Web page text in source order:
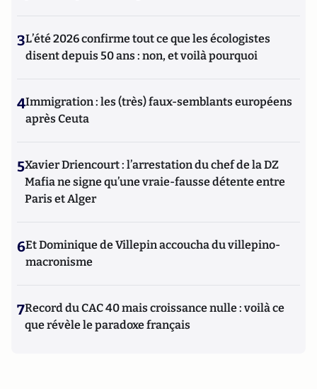
3L’été 2026 confirme tout ce que les écologistes
disent depuis 50 ans : non, et voilà pourquoi
4Immigration : les (très) faux-semblants européens
après Ceuta
5Xavier Driencourt : l’arrestation du chef de la DZ
Mafia ne signe qu’une vraie-fausse détente entre
Paris et Alger
6Et Dominique de Villepin accoucha du villepino-
macronisme
7Record du CAC 40 mais croissance nulle : voilà ce
que révèle le paradoxe français